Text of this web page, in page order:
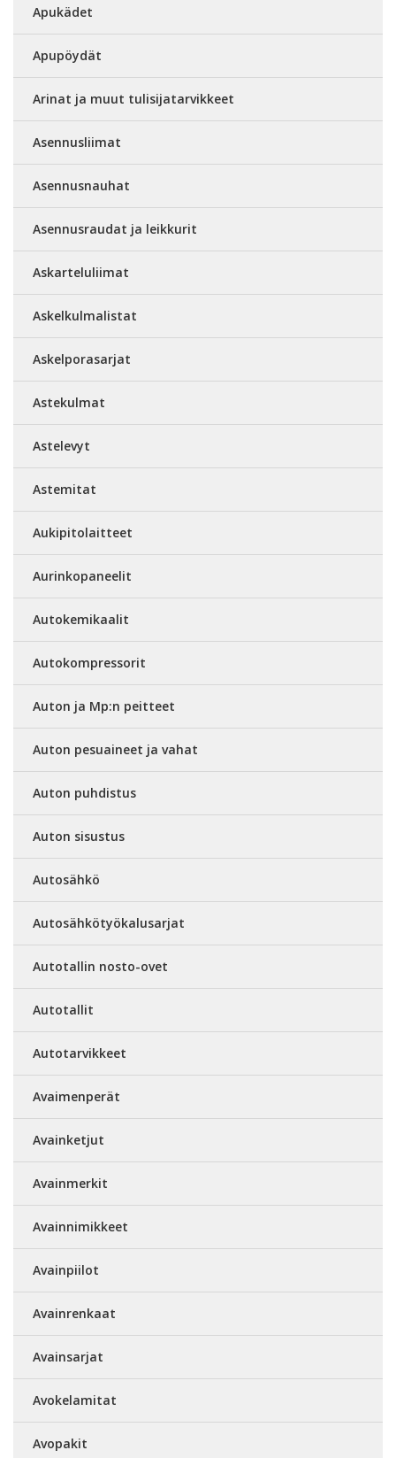
Apukädet
Apupöydät
Arinat ja muut tulisijatarvikkeet
Asennusliimat
Asennusnauhat
Asennusraudat ja leikkurit
Askarteluliimat
Askelkulmalistat
Askelporasarjat
Astekulmat
Astelevyt
Astemitat
Aukipitolaitteet
Aurinkopaneelit
Autokemikaalit
Autokompressorit
Auton ja Mp:n peitteet
Auton pesuaineet ja vahat
Auton puhdistus
Auton sisustus
Autosähkö
Autosähkötyökalusarjat
Autotallin nosto-ovet
Autotallit
Autotarvikkeet
Avaimenperät
Avainketjut
Avainmerkit
Avainnimikkeet
Avainpiilot
Avainrenkaat
Avainsarjat
Avokelamitat
Avopakit